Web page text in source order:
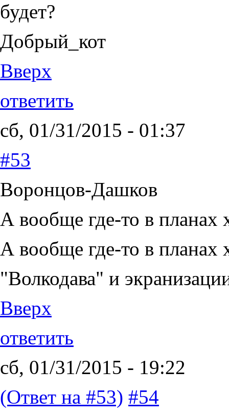
будет?
Добрый_кот
Вверх
ответить
сб, 01/31/2015 - 01:37
#53
Воронцов-Дашков
А вообще где-то в планах
А вообще где-то в планах
"Волкодава" и
Вверх
ответить
сб, 01/31/2015 - 19:22
(Ответ на #53) #54